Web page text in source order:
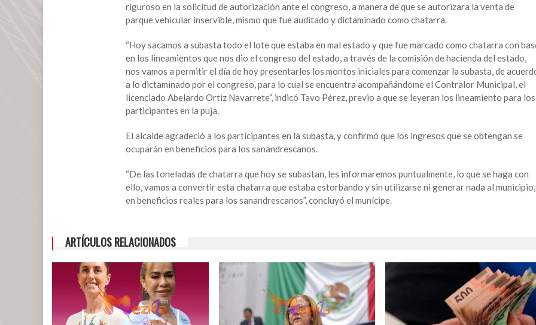
riguroso en la solicitud de autorización ante el congreso, a manera de que se autorizara la venta de
parque vehicular inservible, mismo que fue auditado y dictaminado como chatarra.
“Hoy sacamos a subasta todo el lote que estaba en mal estado y que fue marcado como chatarra con
en los lineamientos que nos dio el congreso del estado, a través de la comisión de hacienda del estado,
nos vamos a permitir el día de hoy presentarles los montos iniciales para comenzar la subasta, de
a lo dictaminado por el congreso, para lo cual se encuentra acompañándome el Contralor Municipal, el
licenciado Abelardo Ortiz Navarrete”, indicó Tavo Pérez, previo a que se leyeran los lineamiento para los
participantes en la puja.
El alcalde agradeció a los participantes en la subasta, y confirmó que los ingresos que se obtengan se
ocuparán en beneficios para los sanandrescanos.
“De las toneladas de chatarra que hoy se subastan, les informaremos puntualmente, lo que se haga con
ello, vamos a convertir esta chatarra que estaba estorbando y sin utilizarse ni generar nada al municipio,
en beneficios reales para los sanandrescanos”, concluyó el munícipe.
ARTÍCULOS RELACIONADOS